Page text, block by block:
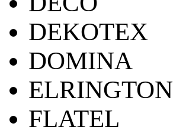
DEKOTEX
DOMINA
ELRINGTON
FLATEL